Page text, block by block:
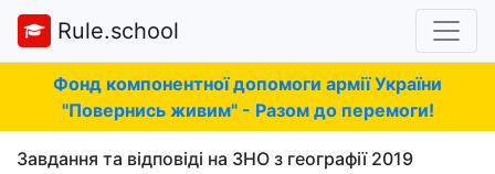
Rule.school
Фонд компонентної допомоги армії України
"Повернись живим" - Разом до перемоги!
Завдання та відповіді на ЗНО з географії 2019